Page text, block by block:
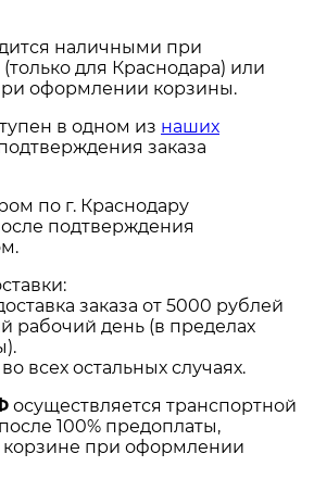
наличными при
для Краснодара) или
оформлении корзины.
в одном из наших
заказа
по г. Краснодару
подтверждения
заказа от 5000 рублей
рабочий день (в пределах
всех остальных случаях.
осуществляется транспортной
100% предоплаты,
корзине при оформлении